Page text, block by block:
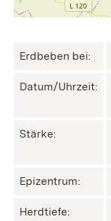
Erdbeben bei:
Datum/Uhrzeit:
Stärke:
Epizentrum:
Herdtiefe: